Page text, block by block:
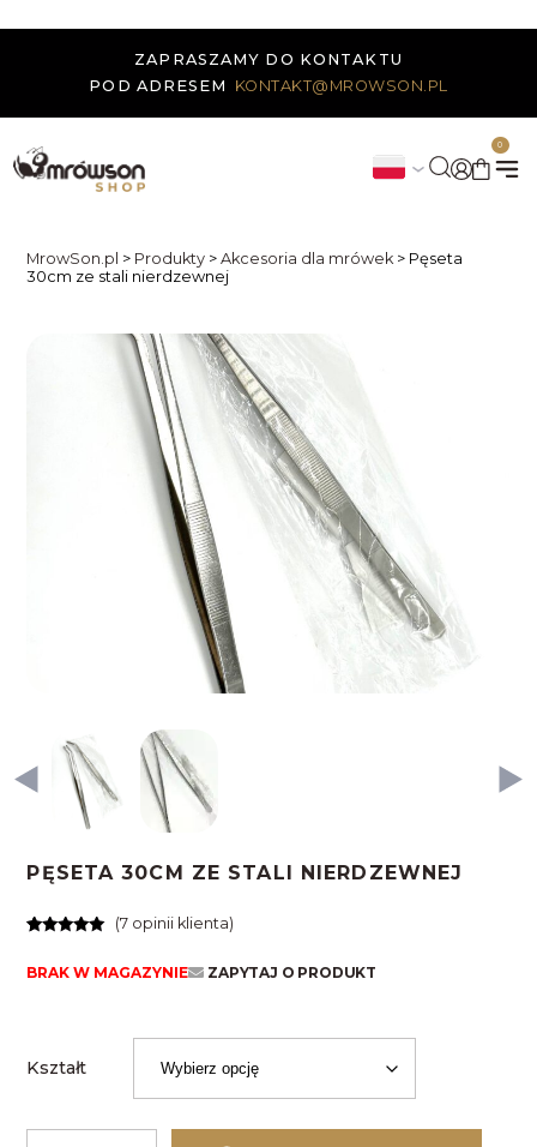
ZAPRASZAMY DO KONTAKTU
POD ADRESEM
KONTAKT@MROWSON.PL
0
MrowSon.pl > Produkty > Akcesoria dla mrówek > Pęseta
30cm ze stali nierdzewnej
PĘSETA 30CM ZE STALI NIERDZEWNEJ
na
(7opinii klienta)
BRAK W MAGAZYNIE ZAPYTAJ O PRODUKT
Kształt